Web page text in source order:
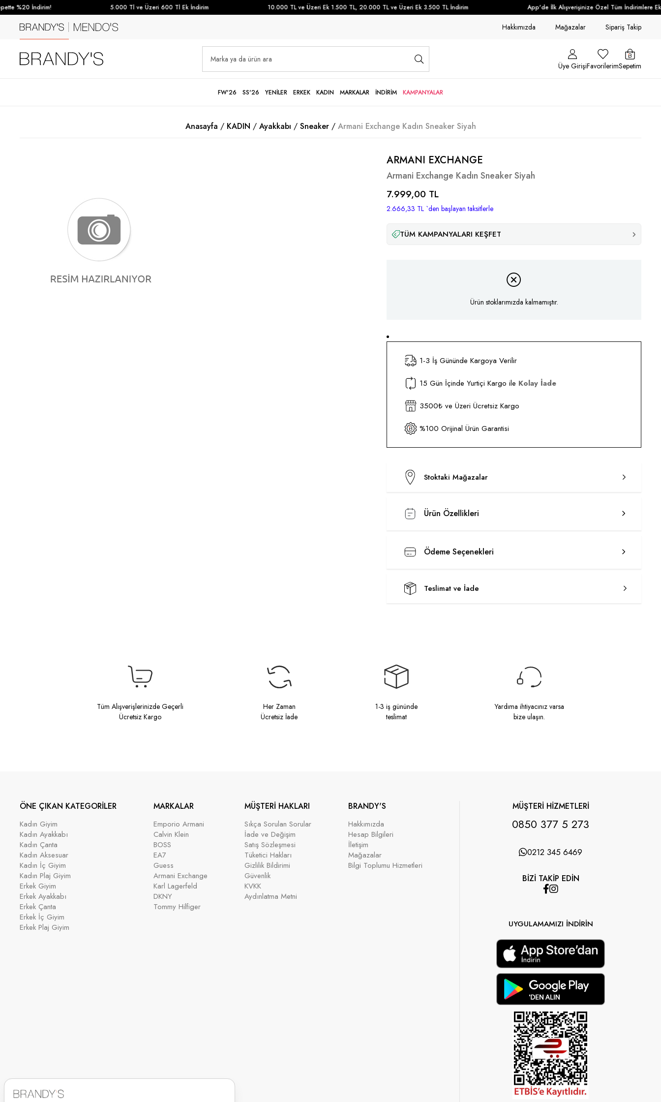
%20 İndirim! 5.000 Tl ve Üzeri 600 Tl Ek İndirim 10.000 TL ve Üzeri Ek 1.500 TL, 20.000 TL ve Üzeri Ek 3.500 TL İndirim App'de İlk Alışverişinize Özel Tüm İndirimlere Ek
Hakkımızda Mağazalar Sipariş Takip
Üye GirişiFavorilerimSepetim
FW'26 SS'26 YENİLER ERKEK KADIN MARKALAR İNDİRİM KAMPANYALAR
Anasayfa KADIN Ayakkabı Sneaker Armani Exchange Kadın Sneaker Siyah
ARMANI EXCHANGE
Armani Exchange Kadın Sneaker Siyah
7.999,00 TL
2.666,33 TL `den başlayan taksitlerle
TÜM KAMPANYALARI KEŞFET
Ürün stoklarımızda kalmamıştır.
1-3 İş Gününde Kargoya Verilir
15 Gün İçinde Yurtiçi Kargo ile Kolay İade
3500₺ ve Üzeri Ücretsiz Kargo
%100 Orijinal Ürün Garantisi
Stoktaki Mağazalar
Ürün Özellikleri
Ödeme Seçenekleri
Teslimat ve İade
Tüm Alışverişlerinizde Geçerli
Ücretsiz Kargo
Her Zaman
Ücretsiz İade
1-3 iş gününde
teslimat
Yardıma ihtiyacınız varsa
bize ulaşın.
ÖNE ÇIKAN KATEGORİLER
Kadın Giyim
Kadın Ayakkabı
Kadın Çanta
Kadın Aksesuar
Kadın İç Giyim
Kadın Plaj Giyim
Erkek Giyim
Erkek Ayakkabı
Erkek Çanta
Erkek İç Giyim
Erkek Plaj Giyim
MARKALAR
Emporio Armani
Calvin Klein
BOSS
EA7
Guess
Armani Exchange
Karl Lagerfeld
DKNY
Tommy Hilfiger
MÜŞTERİ HAKLARI
Sıkça Sorulan Sorular
İade ve Değişim
Satış Sözleşmesi
Tüketici Hakları
Gizlilik Bildirimi
Güvenlik
KVKK
Aydınlatma Metni
BRANDY'S
Hakkımızda
Hesap Bilgileri
İletişim
Mağazalar
Bilgi Toplumu Hizmetleri
MÜŞTERİ HİZMETLERİ
0850 377 5 273
0212 345 6469
BİZİ TAKİP EDİN
UYGULAMAMIZI İNDİRİN